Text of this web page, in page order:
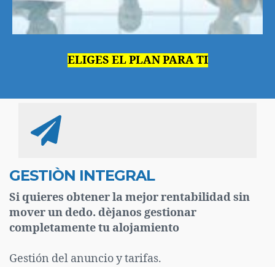
ELIGES EL PLAN PARA TI
GESTIÒN INTEGRAL
Si quieres obtener la mejor rentabilidad sin
mover un dedo. dèjanos gestionar
completamente tu alojamiento
Gestión del anuncio y tarifas.